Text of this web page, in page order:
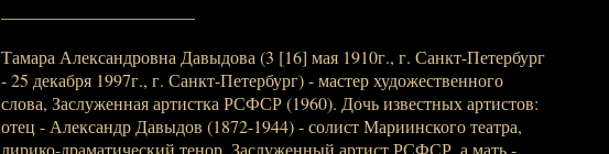
Тамара Александровна Давыдова (3 [16] мая 1910г., г. Санкт-Петербург
- 25 декабря 1997г., г. Санкт-Петербург) - мастер художественного
слова, Заслуженная артистка РСФСР (1960). Дочь известных артистов:
отец - Александр Давыдов (1872-1944) - солист Мариинского театра,
лирико-драматический тенор, Заслуженный артист РСФСР, а мать -